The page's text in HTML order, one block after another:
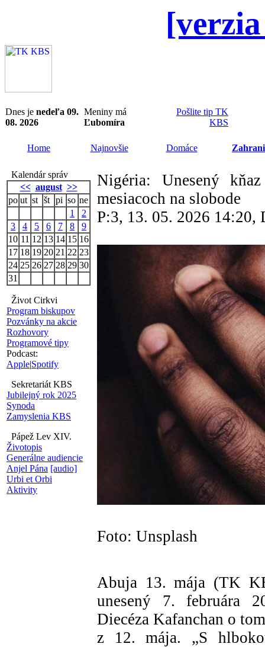
Dnes je nedeľa 09.
08. 2026
Meniny má
Ľubomíra
Pošlite tip TK
KBS
Home Najnovšie Domáce
Kalendár správ
<< august >>
po ut st št pi so ne
1
2
3
4 5 6 7 8
9
10 11 12 13 14 15 16
17 18 19 20 21 22 23
24 25 26 27 28 29 30
31
Život Cirkvi
Program biskupov
Pozvánky na akcie
Rozhovory
Programové tipy
Podcast:
Apple|Spotify
Sekretariát KBS
Jubilejný rok 2025
Synoda
Zamyslenia KBS
Pápež Lev XIV.
Životopis
Generálne audiencie
Anjel Pána [audio]
Urbi et Orbi
Aktivity
Nigéria: Unesený
mesiacoch na slobode
P:3, 13. 05. 2026 14:20,
Foto: Unsplash
Abuja 13. mája (TK
unesený 7. februára
Diecéza Kafanchan o
z 12. mája. „S